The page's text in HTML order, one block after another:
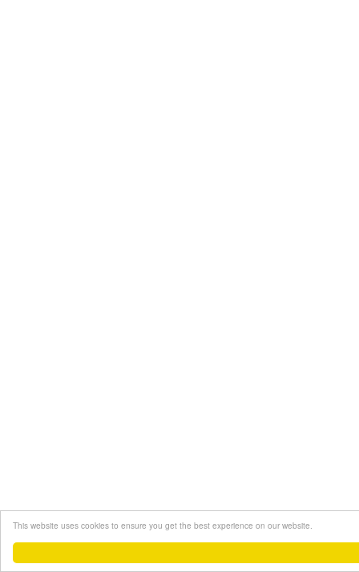
This website uses cookies to ensure you get the best experience on our website.